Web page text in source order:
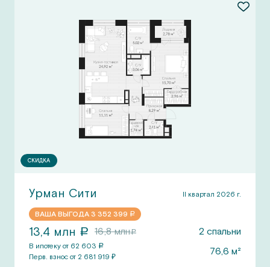
СКИДКА
Урман Сити II квартал 2026 г.
ВАША ВЫГОДА 3 352 399 a
13,4 млн a 16,8млнa 2 спальни
В ипотеку от 62 603 a
Перв. взнос от 2 681 919 ₽ 76,6 м²